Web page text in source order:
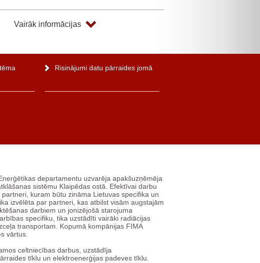
Vairāk informācijas
Risinājumi datu pārraides jomā
departamentu uzvarēja apakšuzņēmēja
sistēmu Klaipēdas ostā. Efektīvai darbu
kuram būtu zināma Lietuvas specifika un
izvēlēta par partneri, kas atbilst visām augstajām
darbiem un jonizējošā starojuma
specifiku, tika uzstādīti vairāki radiācijas
transportam. Kopumā kompānijas FIMA
vārtus.
celtniecības darbus, uzstādīja
tīklu un elektroenerģijas padeves tīklu.